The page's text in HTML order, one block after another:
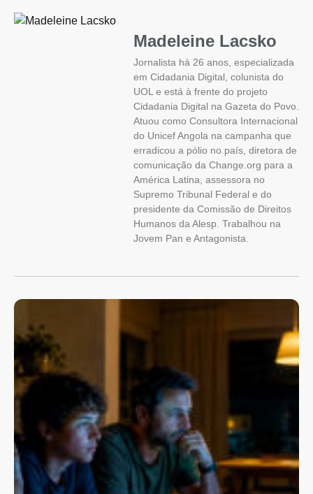
Madeleine Lacsko
Jornalista há 26 anos, especializada
em Cidadania Digital, colunista do
UOL e está à frente do projeto
Cidadania Digital na Gazeta do Povo.
Atuou como Consultora Internacional
do Unicef Angola na campanha que
erradicou a pólio no país, diretora de
comunicação da Change.org para a
América Latina, assessora no
Supremo Tribunal Federal e do
presidente da Comissão de Direitos
Humanos da Alesp. Trabalhou na
Jovem Pan e Antagonista.